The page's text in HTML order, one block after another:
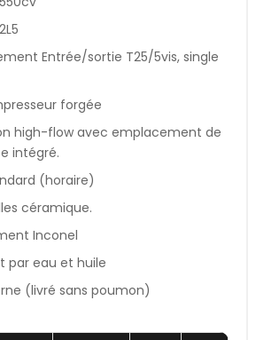
Entrée/sortie T25/5vis, single
forgée
high-flow avec emplacement de
intégré.
(horaire)
céramique.
Inconel
par eau et huile
(livré sans poumon)